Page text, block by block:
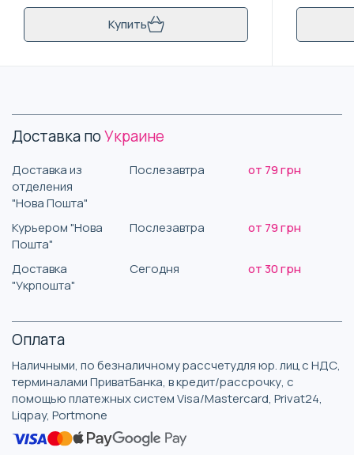
Купить
Доставка поУкраине
Доставка из
отделения
"Нова Пошта"
Послезавтра от 79 грн
Курьером "Нова
Пошта"
Послезавтра от 79 грн
Доставка
"Укрпошта"
Сегодня от 30 грн
Оплата
Наличными, по безналичному рассчетудля юр. лиц с НДС,
терминалами ПриватБанка, в кредит/рассрочку, с
помощью платежных систем Visa/Mastercard, Privat24,
Liqpay, Portmone